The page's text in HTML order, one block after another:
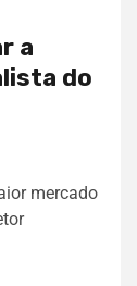
a
do
mercado